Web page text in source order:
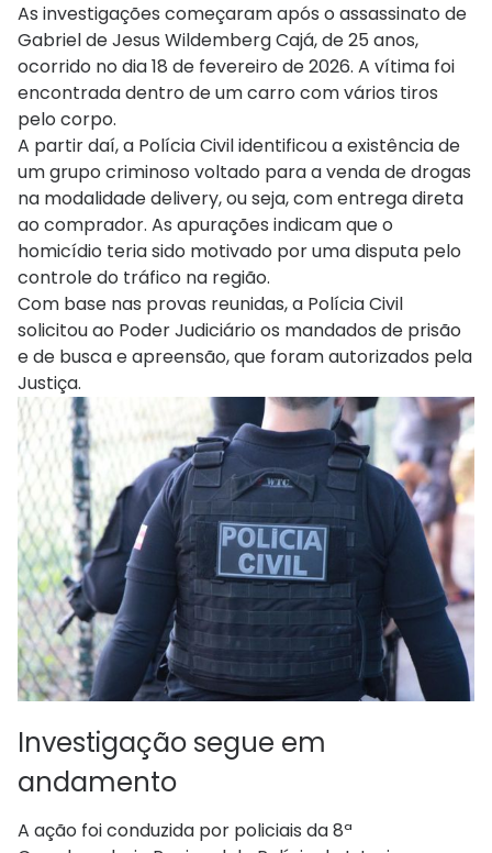
As investigações começaram após o assassinato de
Gabriel de Jesus Wildemberg Cajá, de 25 anos,
ocorrido no dia 18 de fevereiro de 2026. A vítima foi
encontrada dentro de um carro com vários tiros
pelo corpo.
A partir daí, a Polícia Civil identificou a existência de
um grupo criminoso voltado para a venda de drogas
na modalidade delivery, ou seja, com entrega direta
ao comprador. As apurações indicam que o
homicídio teria sido motivado por uma disputa pelo
controle do tráfico na região.
Com base nas provas reunidas, a Polícia Civil
solicitou ao Poder Judiciário os mandados de prisão
e de busca e apreensão, que foram autorizados pela
Justiça.
Investigação segue em
andamento
A ação foi conduzida por policiais da 8ª